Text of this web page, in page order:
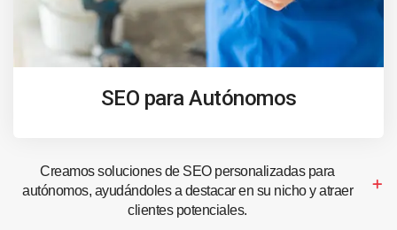
SEO para Autónomos
Creamos soluciones de SEO personalizadas para
autónomos, ayudándoles a destacar en su nicho y atraer
clientes potenciales.